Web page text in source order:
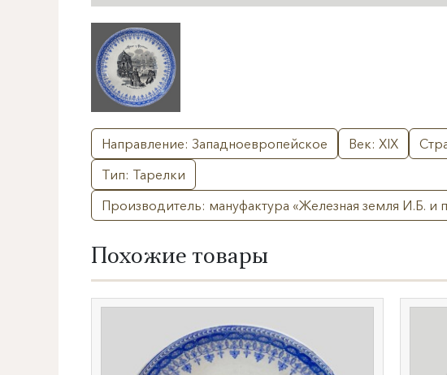
Направление: Западноевропейское Век: XIX
Тип: Тарелки
Производитель: мануфактура «​Железная земля И.Б. и
Похожие товары